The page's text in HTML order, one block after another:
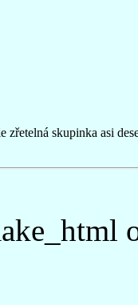
zřetelná skupinka asi